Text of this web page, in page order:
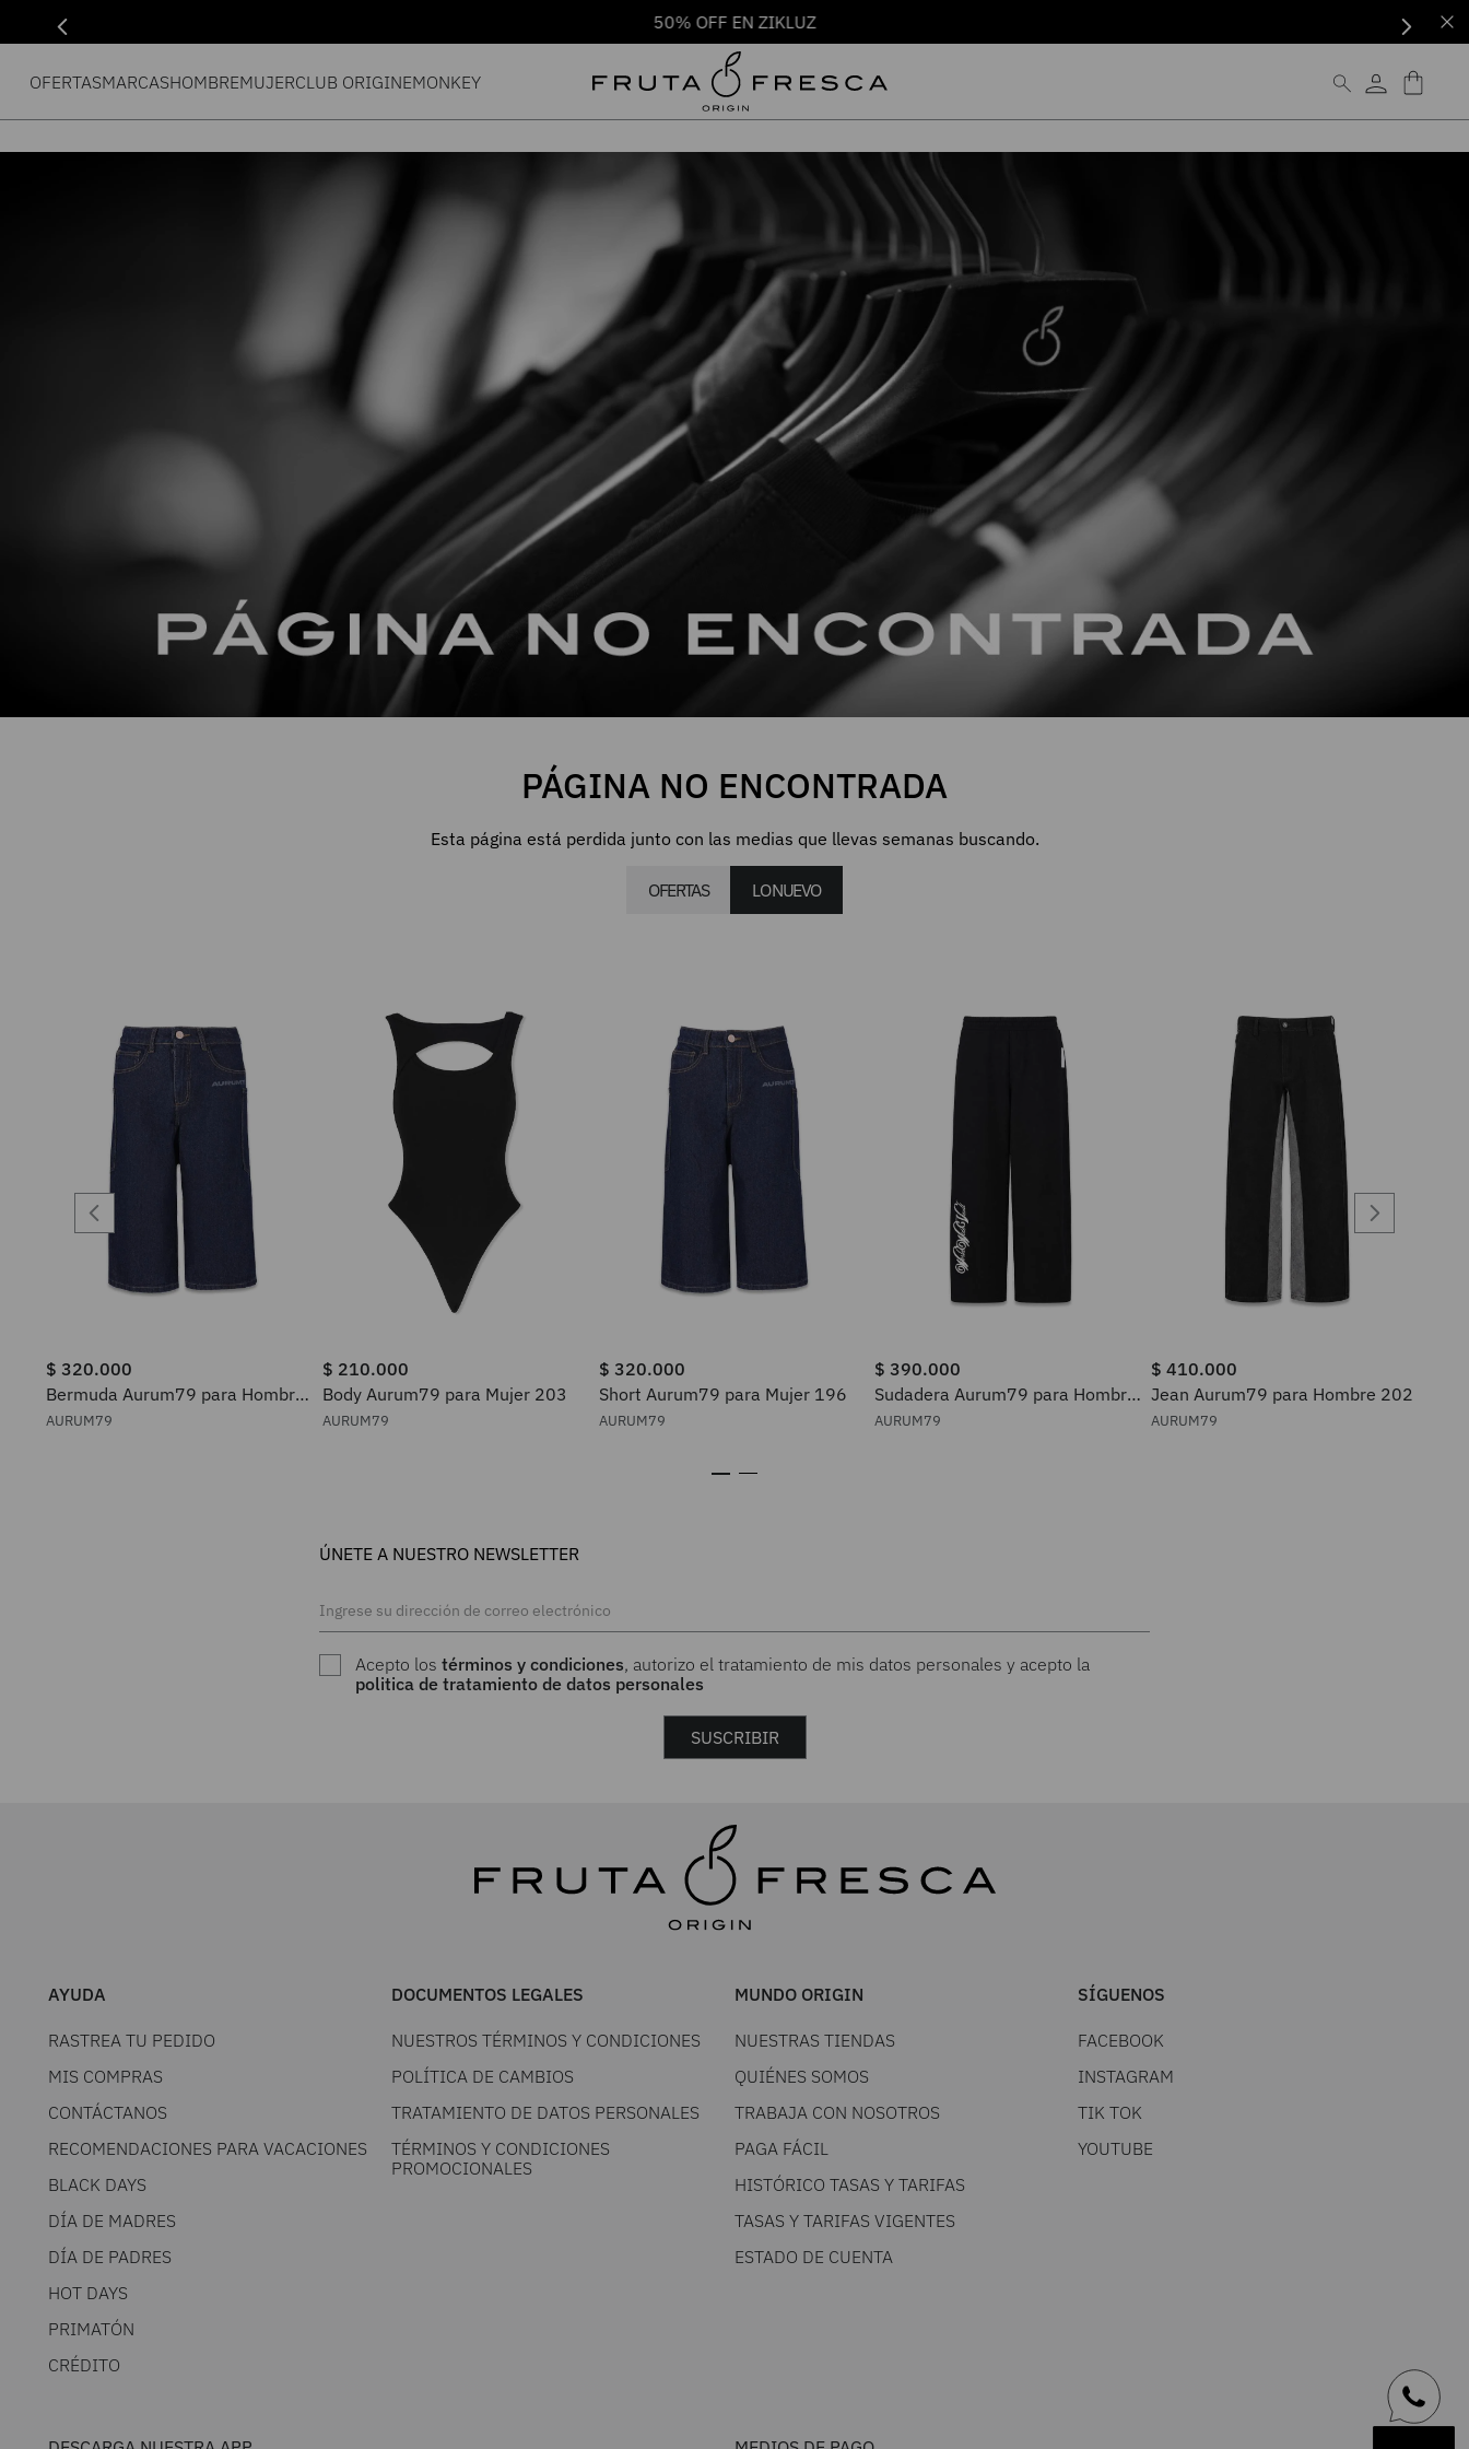
50% OFF EN ZIKLUZ
OFERTASMARCASHOMBREMUJERCLUB ORIGINEMONKEY
PÁGINA NO ENCONTRADA
Esta página está perdida junto con las medias que llevas semanas buscando.
OFERTAS LO NUEVO
$ 320.000
Bermuda Aurum79 para Hombre
198
AURUM79
$ 210.000
Body Aurum79 para Mujer 203
AURUM79
$ 320.000
Short Aurum79 para Mujer 196
AURUM79
$ 390.000
Sudadera Aurum79 para Hombre
216
AURUM79
$ 410.000
Jean Aurum79 para Hombre 202
AURUM79
ÚNETE A NUESTRO NEWSLETTER
Acepto lostérminos y condiciones, autorizo el tratamiento de mis datos personales y acepto la
politica de tratamiento de datos personales
SUSCRIBIR
AYUDA
RASTREA TU PEDIDO
MIS COMPRAS
CONTÁCTANOS
RECOMENDACIONES PARA VACACIONES
BLACK DAYS
DÍA DE MADRES
DÍA DE PADRES
HOT DAYS
PRIMATÓN
CRÉDITO
DOCUMENTOS LEGALES
NUESTROS TÉRMINOS Y CONDICIONES
POLÍTICA DE CAMBIOS
TRATAMIENTO DE DATOS PERSONALES
TÉRMINOS Y CONDICIONES
PROMOCIONALES
MUNDO ORIGIN
NUESTRAS TIENDAS
QUIÉNES SOMOS
TRABAJA CON NOSOTROS
PAGA FÁCIL
HISTÓRICO TASAS Y TARIFAS
TASAS Y TARIFAS VIGENTES
ESTADO DE CUENTA
SÍGUENOS
FACEBOOK
INSTAGRAM
TIK TOK
YOUTUBE